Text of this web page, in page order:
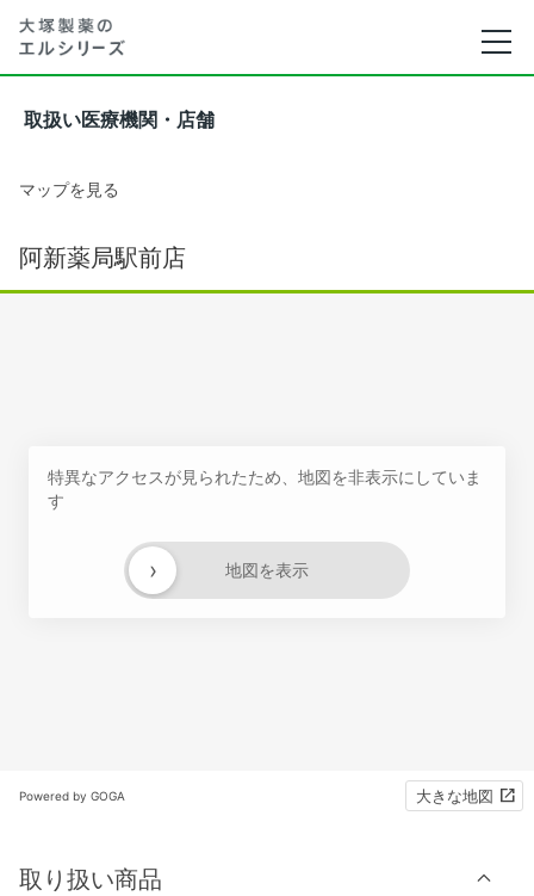
取扱い医療機関・店舗
マップを見る
阿新薬局駅前店
特異なアクセスが見られたため、地図を非表示にしていま
す
地図を表示
›
Powered by GOGA 大きな地図
取り扱い商品